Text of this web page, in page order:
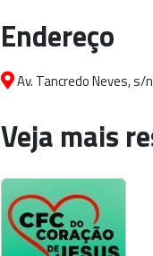
Endereço
Av. Tancredo Neves, s/
Veja mais